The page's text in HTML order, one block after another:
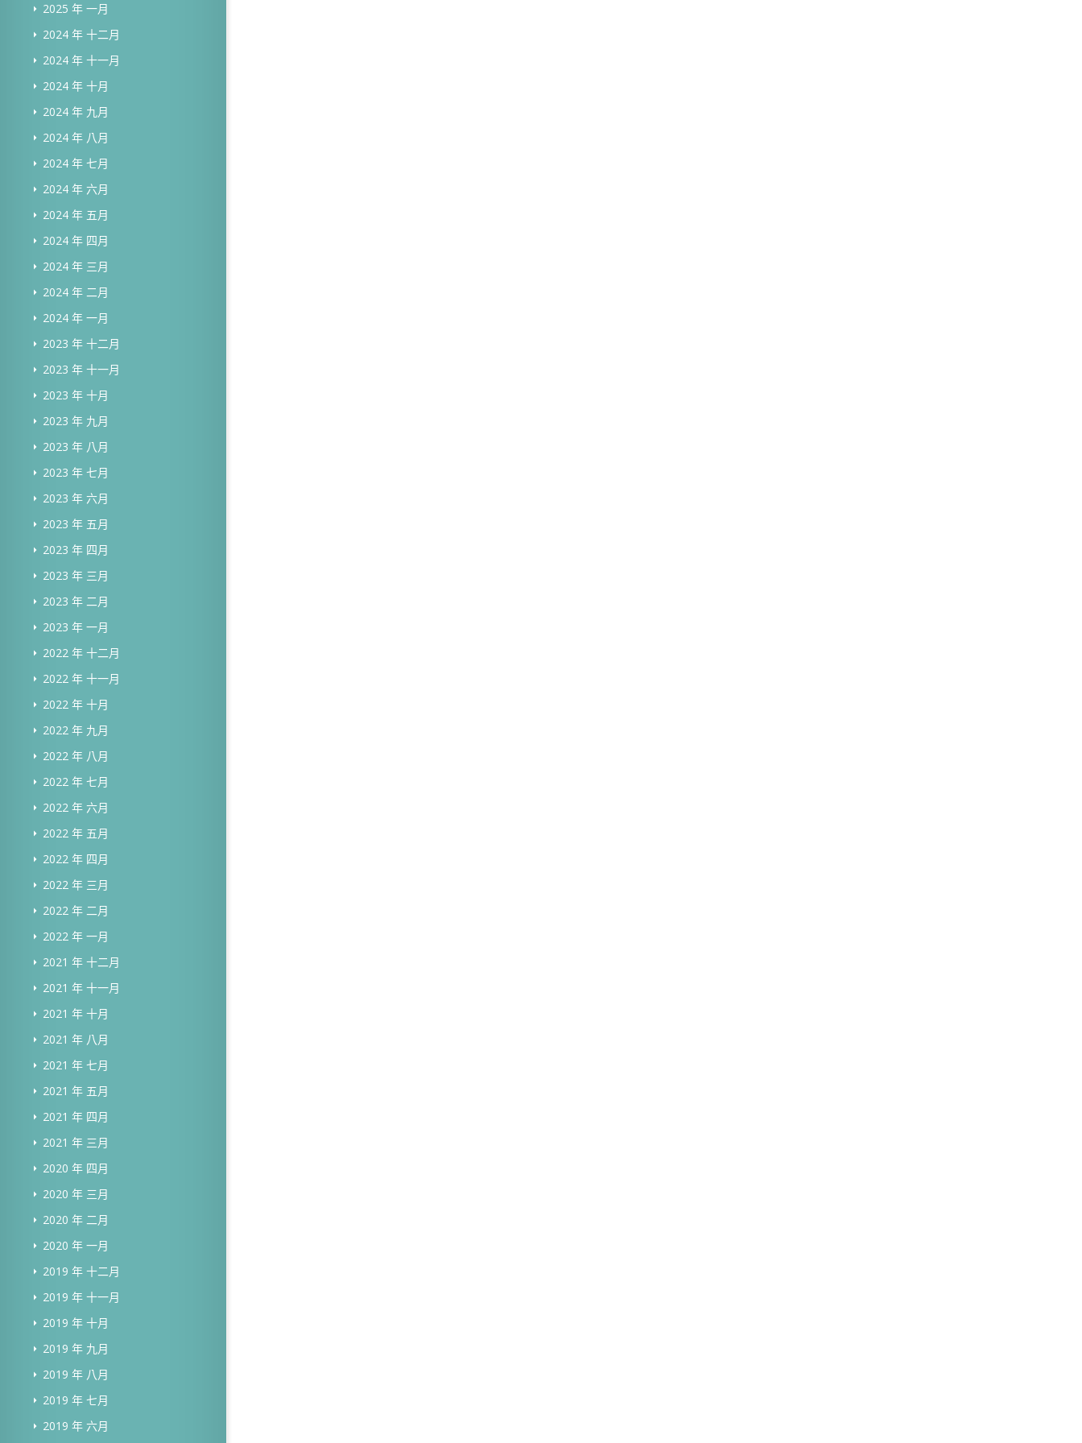
2025 年 一月
2024 年 十二月
2024 年 十一月
2024 年 十月
2024 年 九月
2024 年 八月
2024 年 七月
2024 年 六月
2024 年 五月
2024 年 四月
2024 年 三月
2024 年 二月
2024 年 一月
2023 年 十二月
2023 年 十一月
2023 年 十月
2023 年 九月
2023 年 八月
2023 年 七月
2023 年 六月
2023 年 五月
2023 年 四月
2023 年 三月
2023 年 二月
2023 年 一月
2022 年 十二月
2022 年 十一月
2022 年 十月
2022 年 九月
2022 年 八月
2022 年 七月
2022 年 六月
2022 年 五月
2022 年 四月
2022 年 三月
2022 年 二月
2022 年 一月
2021 年 十二月
2021 年 十一月
2021 年 十月
2021 年 八月
2021 年 七月
2021 年 五月
2021 年 四月
2021 年 三月
2020 年 四月
2020 年 三月
2020 年 二月
2020 年 一月
2019 年 十二月
2019 年 十一月
2019 年 十月
2019 年 九月
2019 年 八月
2019 年 七月
2019 年 六月